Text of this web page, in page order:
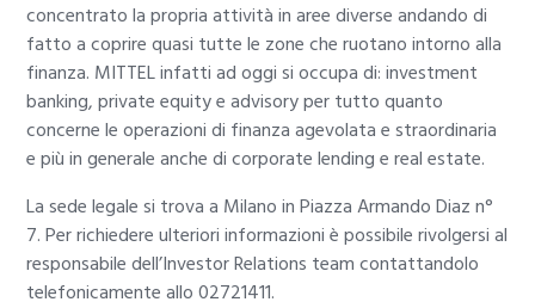
concentrato la propria attività in aree diverse andando di
fatto a coprire quasi tutte le zone che ruotano intorno alla
finanza. MITTEL infatti ad oggi si occupa di: investment
banking, private equity e advisory per tutto quanto
concerne le operazioni di finanza agevolata e straordinaria
e più in generale anche di corporate lending e real estate.
La sede legale si trova a Milano in Piazza Armando Diaz n°
7. Per richiedere ulteriori informazioni è possibile rivolgersi al
responsabile dell’Investor Relations team contattandolo
telefonicamente allo 02721411.